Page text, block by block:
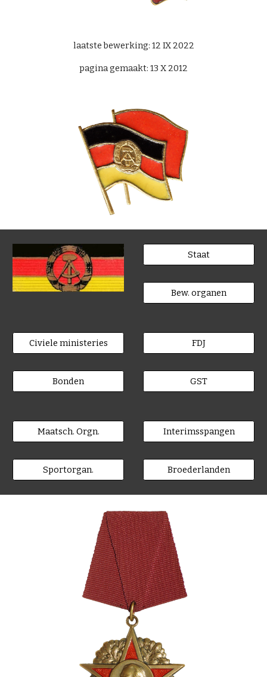
laatste bewerking: 12 IX 2022
pagina gemaakt: 13 X 2012
Staat
Bew. organen
Civiele ministeries
Bonden
FDJ
GST
Maatsch. Orgn.
Sportorgan.
Interimsspangen
Broederlanden